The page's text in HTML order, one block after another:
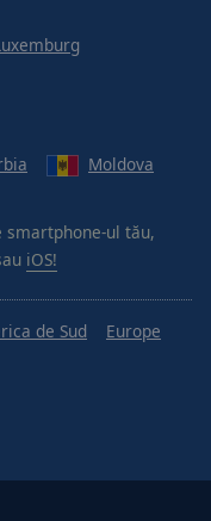
Moldova
smartphone-ul tău,
iOS!
de Sud
Europe